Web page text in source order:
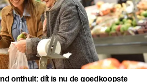
onthult: dít is nu de goedkoopste